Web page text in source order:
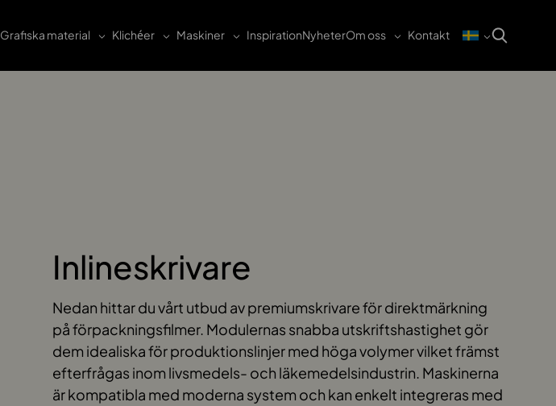
Grafiska material Klichéer Maskiner InspirationNyheterOm oss Kontakt
Inlineskrivare
Nedan hittar du vårt utbud av premiumskrivare för direktmärkning
på förpackningsfilmer. Modulernas snabba utskriftshastighet gör
dem idealiska för produktionslinjer med höga volymer vilket främst
efterfrågas inom livsmedels- och läkemedelsindustrin. Maskinerna
är kompatibla med moderna system och kan enkelt integreras med